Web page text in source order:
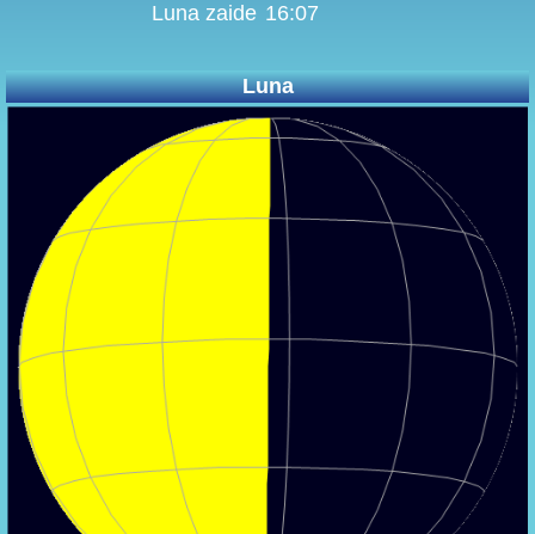
Luna zaide 16:07
Luna